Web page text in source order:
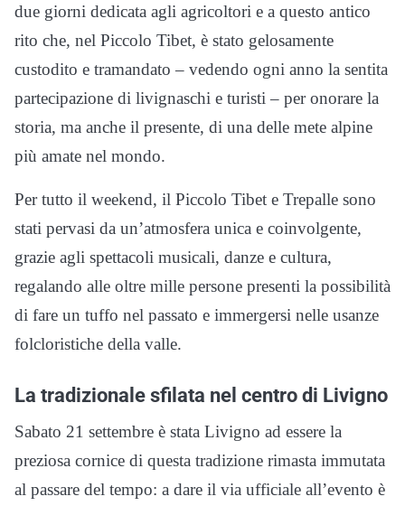
due giorni dedicata agli agricoltori e a questo antico
rito che, nel Piccolo Tibet, è stato gelosamente
custodito e tramandato – vedendo ogni anno la sentita
partecipazione di livignaschi e turisti – per onorare la
storia, ma anche il presente, di una delle mete alpine
più amate nel mondo.
Per tutto il weekend, il Piccolo Tibet e Trepalle sono
stati pervasi da un’atmosfera unica e coinvolgente,
grazie agli spettacoli musicali, danze e cultura,
regalando alle oltre mille persone presenti la possibilità
di fare un tuffo nel passato e immergersi nelle usanze
folcloristiche della valle.
La tradizionale sfilata nel centro di Livigno
Sabato 21 settembre è stata Livigno ad essere la
preziosa cornice di questa tradizione rimasta immutata
al passare del tempo: a dare il via ufficiale all’evento è